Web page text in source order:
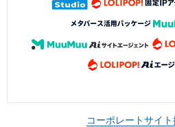
コーポレートサイト